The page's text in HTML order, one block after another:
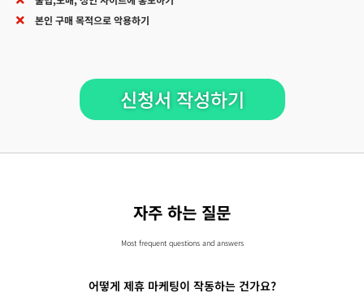
본인 구매 목적으로 악용하기
신청서 작성하기
자주 하는 질문
Most frequent questions and answers
어떻게 제휴 마케팅이 작동하는 건가요?